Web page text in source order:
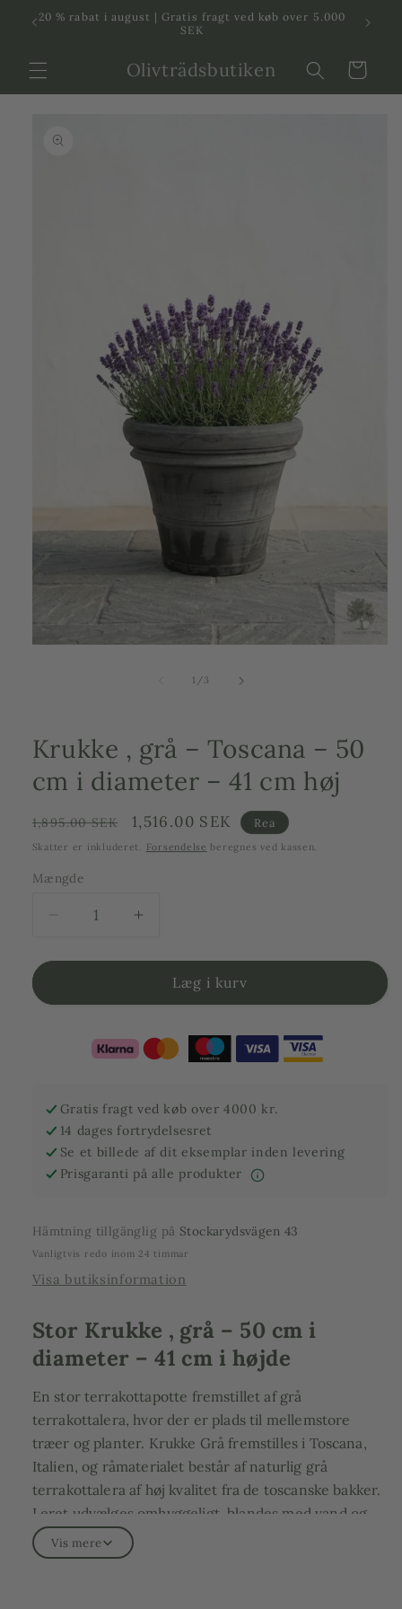
Svenska Dansk
20 % rabat i august | Gratis fragt ved køb over 5.000
SEK
Olivträdsbutiken Indkøbskurv
1 /af3
Krukke , grå – Toscana – 50
cm i diameter – 41 cm høj
Ordinarie
pris
1,895.00 SEK Försäljningspris
1,516.00 SEK Rea
Skatter er inkluderet. Forsendelse beregnes ved kassen.
Mængde
Reducer
af
,
Toscana
50
i
diameter
–
i
højden
Øg
af
Krukke
,
–
Toscana
50
cm
i
diameter
–
i
højden
Læg i kurv
Gratis fragt ved køb over 4000 kr.
14 dages fortrydelsesret
Se et billede af dit eksemplar inden levering
Prisgaranti på alle produkter
Hämtning tillgänglig på Stockarydsvägen 43
Vanligtvis redo inom 24 timmar
Visa butiksinformation
Stor Krukke , grå – 50 cm i
diameter – 41 cm i højde
En stor terrakottapotte fremstillet af grå
terrakottalera, hvor der er plads til mellemstore
træer og planter. Krukke Grå fremstilles i Toscana,
Italien, og råmaterialet består af naturlig grå
terrakottalera af høj kvalitet fra de toscanske bakker.
Leret udvælges omhyggeligt, blandes med vand og
bearbejdes derefter i hånden for at skabe krukkenes
unikke og stilrene form.
Vis mere